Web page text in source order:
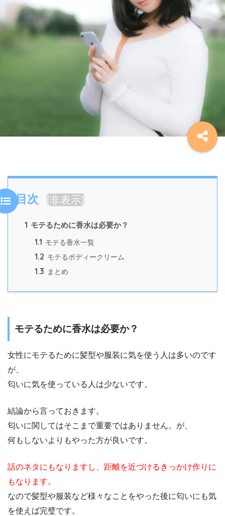
目次 [非表示]
1 モテるために香水は必要か？
1.1 モテる香水一覧
1.2 モテるボディークリーム
1.3 まとめ
モテるために香水は必要か？
女性にモテるために髪型や服装に気を使う人は多いのです
が、
匂いに気を使っている人は少ないです。
結論から言っておきます。
匂いに関してはそこまで重要ではありません。が、
何もしないよりもやった方が良いです。
話のネタにもなりますし、距離を近づけるきっかけ作りに
もなります。
なので髪型や服装など様々なことをやった後に匂いにも気
を使えば完璧です。